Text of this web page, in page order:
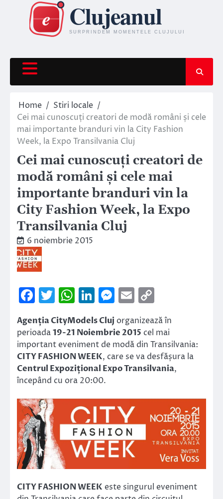
content
Home
Stiri locale
Cei mai cunoscuți creatori de modă români și cele
mai importante branduri vin la City Fashion
Week, la Expo Transilvania Cluj
Cei mai cunoscuți creatori de
modă români și cele mai
importante branduri vin la
City Fashion Week, la Expo
Transilvania Cluj
6 noiembrie 2015
Facebook
Twitter
WhatsApp
LinkedIn
Messenger
Email
Link
Agenția CityModels Cluj organizează în
perioada19-21 Noiembrie 2015 cel mai
important eveniment de modă din Transilvania:
CITY FASHION WEEK, care se va desfășura la
Centrul Expozițional Expo Transilvania,
începând cu ora 20:00.
CITY FASHION WEEK este singurul eveniment